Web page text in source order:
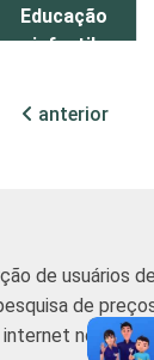
Educação
infantil
Fundamental
De 10 a 15
anos
anterior
de usuários
de
nos